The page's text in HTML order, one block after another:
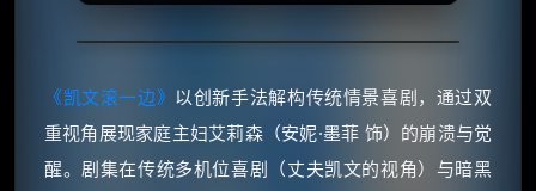
《凯文滚一边》 以创新手法解构传统情景喜剧，通过双
重视角展现家庭主妇艾莉森（安妮·墨菲 饰）的崩溃与觉
醒。剧集在传统多机位喜剧（丈夫凯文的视角）与暗黑